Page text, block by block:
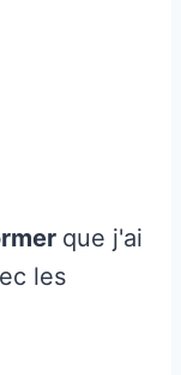
que j'ai
les